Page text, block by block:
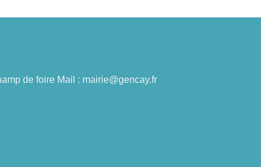
de foire Mail : mairie@gencay.fr